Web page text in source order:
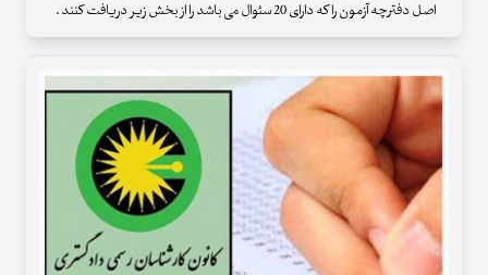
اصل دفترچه آزمون را که دارای 20 سئوال می باشد را از بخش زیر دریافت کنند .